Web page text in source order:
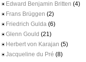
Edward Benjamin Britten (4)
Frans Brüggen (2)
Friedrich Gulda (6)
Glenn Gould (21)
Herbert von Karajan (5)
Jacqueline du Pré (8)